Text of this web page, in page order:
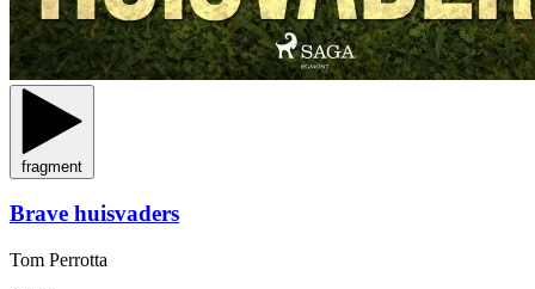
fragment
Brave huisvaders
Tom Perrotta